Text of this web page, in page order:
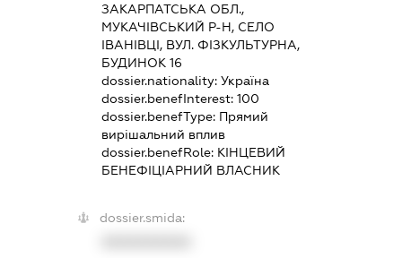
ЗАКАРПАТСЬКА ОБЛ.,
МУКАЧІВСЬКИЙ Р-Н, СЕЛО
ІВАНІВЦІ, ВУЛ. ФІЗКУЛЬТУРНА,
БУДИНОК 16
dossier.nationality: Україна
dossier.benefInterest: 100
dossier.benefType: Прямий
вирішальний вплив
dossier.benefRole: КІНЦЕВИЙ
БЕНЕФІЦІАРНИЙ ВЛАСНИК
dossier.smida: